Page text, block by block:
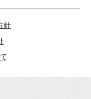
針